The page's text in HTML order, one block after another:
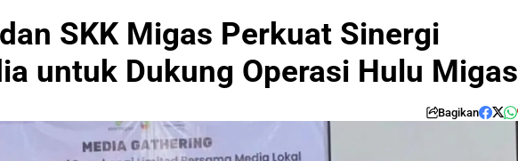
SKK Migas Perkuat Sinergi
untuk Dukung Operasi Hulu Migas
Bagikan